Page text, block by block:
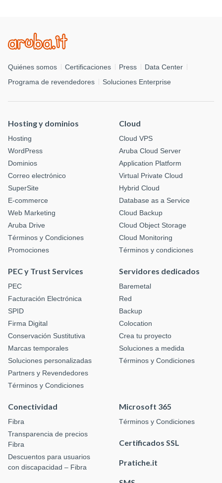
Quiénes somos Certificaciones Press
Data Center
Programa de revendedores
Soluciones Enterprise
Hosting y dominios
Hosting
WordPress
Dominios
Correo electrónico
SuperSite
E-commerce
Web Marketing
Aruba Drive
Términos y Condiciones
Promociones
Cloud
Cloud VPS
Aruba Cloud Server
Application Platform
Virtual Private Cloud
Hybrid Cloud
Database as a Service
Cloud Backup
Cloud Object Storage
Cloud Monitoring
Términos y condiciones
PEC y Trust Services
PEC
Facturación Electrónica
SPID
Firma Digital
Conservación Sustitutiva
Marcas temporales
Soluciones personalizadas
Partners y Revendedores
Términos y Condiciones
Servidores dedicados
Baremetal
Red
Backup
Colocation
Crea tu proyecto
Soluciones a medida
Términos y Condiciones
Conectividad
Fibra
Transparencia de precios
Fibra
Descuentos para usuarios
con discapacidad – Fibra
Microsoft 365
Términos y Condiciones
Certificados SSL
Pratiche.it